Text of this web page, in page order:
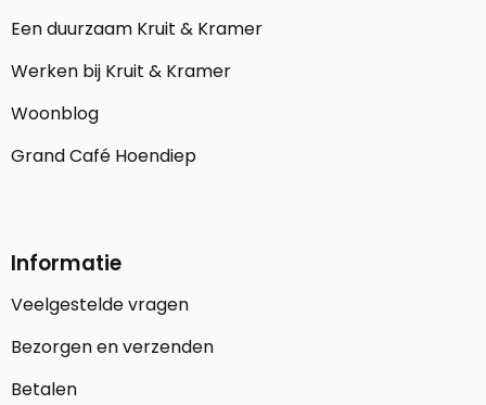
Een duurzaam Kruit & Kramer
Werken bij Kruit & Kramer
Woonblog
Grand Café Hoendiep
Informatie
Veelgestelde vragen
Bezorgen en verzenden
Betalen